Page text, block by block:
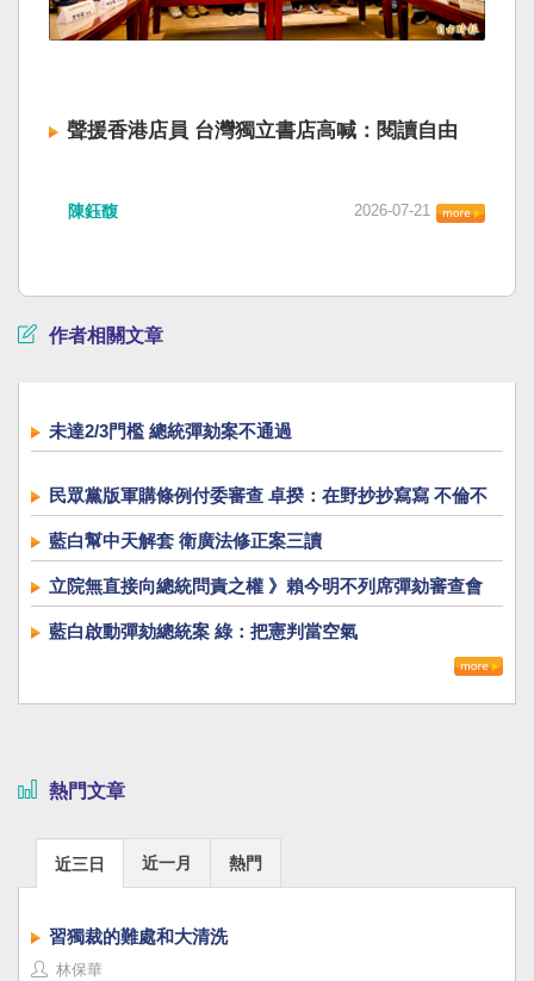
聲援香港店員 台灣獨立書店高喊：閱讀自由
陳鈺馥 2026-07-21
作者相關文章
未達2/3門檻 總統彈劾案不通過
民眾黨版軍購條例付委審查 卓揆：在野抄抄寫寫 不倫不
類
藍白幫中天解套 衛廣法修正案三讀
立院無直接向總統問責之權 》賴今明不列席彈劾審查會
藍白啟動彈劾總統案 綠：把憲判當空氣
熱門文章
近三日 近一月 熱門
習獨裁的難處和大清洗
林保華